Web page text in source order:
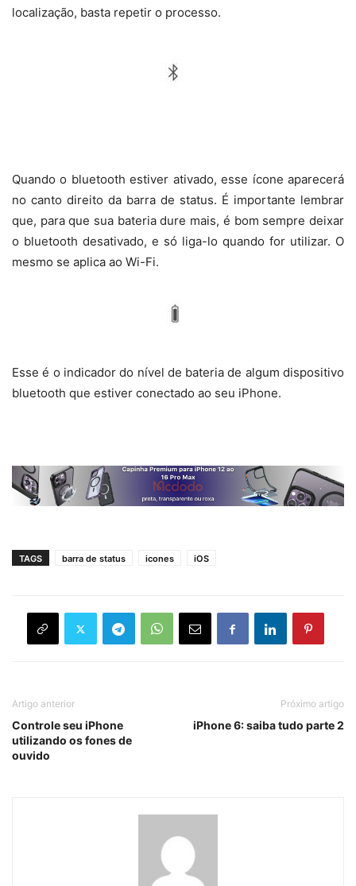
localização, basta repetir o processo.
Quando o bluetooth estiver ativado, esse ícone aparecerá
no canto direito da barra de status. É importante lembrar
que, para que sua bateria dure mais, é bom sempre deixar
o bluetooth desativado, e só liga-lo quando for utilizar. O
mesmo se aplica ao Wi-Fi.
Esse é o indicador do nível de bateria de algum dispositivo
bluetooth que estiver conectado ao seu iPhone.
TAGS barra de status icones iOS
Artigo anterior
Controle seu iPhone
utilizando os fones de
ouvido
Próximo artigo
iPhone 6: saiba tudo parte 2